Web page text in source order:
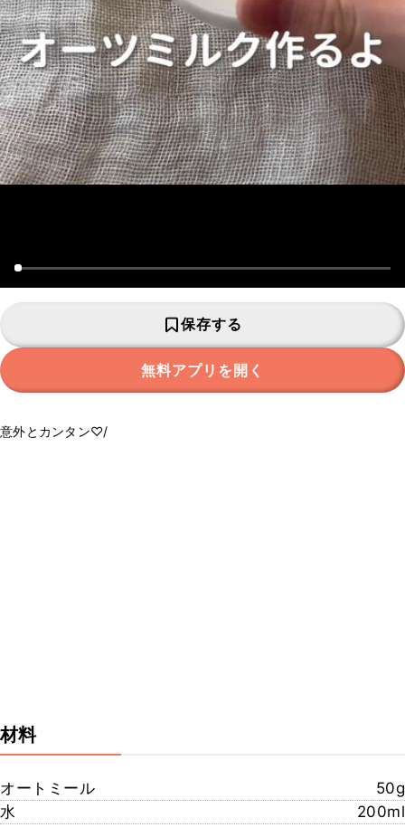
保存する
無料アプリを開く
意外とカンタン♡/
材料
オートミール
50g
水
200ml